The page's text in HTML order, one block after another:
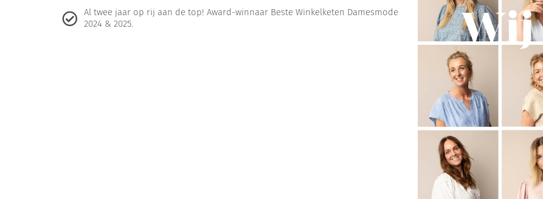
Al twee jaar op rij aan de top! Award-winnaar Beste Winkelketen Damesmode
2024 & 2025.